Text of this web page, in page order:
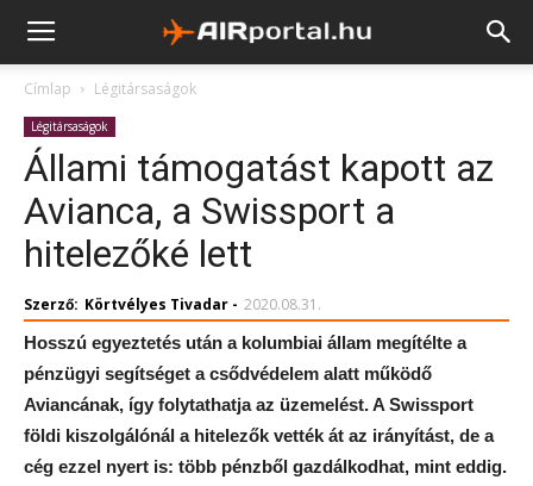
Címlap Légitársaságok
Légitársaságok
Állami támogatást kapott az
Avianca, a Swissport a
hitelezőké lett
Szerző: Körtvélyes Tivadar - 2020.08.31.
Hosszú egyeztetés után a kolumbiai állam megítélte a
pénzügyi segítséget a csődvédelem alatt működő
Aviancának, így folytathatja az üzemelést. A Swissport
földi kiszolgálónál a hitelezők vették át az irányítást, de a
cég ezzel nyert is: több pénzből gazdálkodhat, mint eddig.